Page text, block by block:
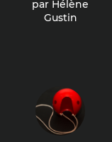
par Hélène
Gustin